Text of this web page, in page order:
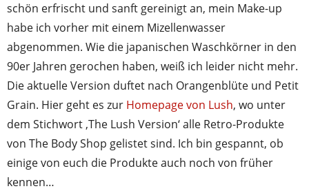
schön erfrischt und sanft gereinigt an, mein Make-up
habe ich vorher mit einem Mizellenwasser
abgenommen. Wie die japanischen Waschkörner in den
90er Jahren gerochen haben, weiß ich leider nicht mehr.
Die aktuelle Version duftet nach Orangenblüte und Petit
Grain. Hier geht es zur Homepage von Lush, wo unter
dem Stichwort ‚The Lush Version‘ alle Retro-Produkte
von The Body Shop gelistet sind. Ich bin gespannt, ob
einige von euch die Produkte auch noch von früher
kennen…